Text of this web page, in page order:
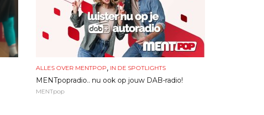
ALLES OVER MENTPOP, IN DE SPOTLIGHTS
MENTpopradio.. nu ook op jouw DAB-radio!
MENTpop